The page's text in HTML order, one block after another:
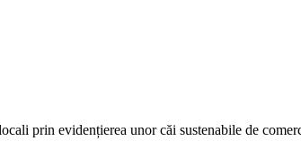
prin evidențierea unor căi sustenabile de